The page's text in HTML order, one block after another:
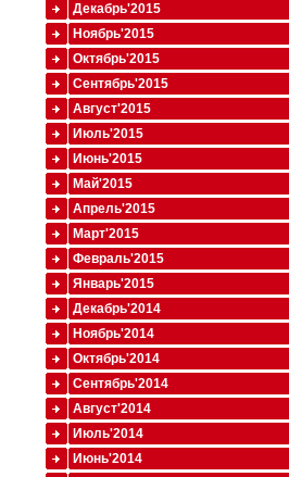
Декабрь'2015
Ноябрь'2015
Октябрь'2015
Сентябрь'2015
Август'2015
Июль'2015
Июнь'2015
Май'2015
Апрель'2015
Март'2015
Февраль'2015
Январь'2015
Декабрь'2014
Ноябрь'2014
Октябрь'2014
Сентябрь'2014
Август'2014
Июль'2014
Июнь'2014